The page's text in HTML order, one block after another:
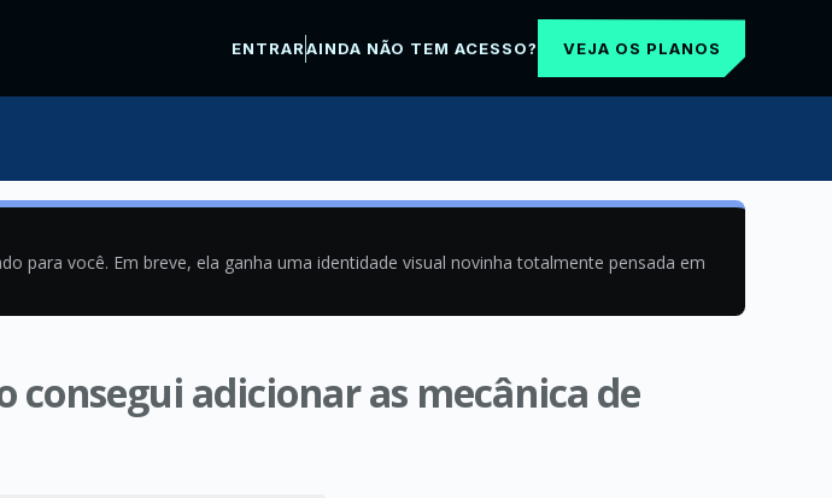
ENTRARAINDA NÃO TEM ACESSO? VEJA OS PLANOS
para você. Em breve, ela ganha uma identidade visual novinha totalmente pensada em
consegui adicionar as mecânica de